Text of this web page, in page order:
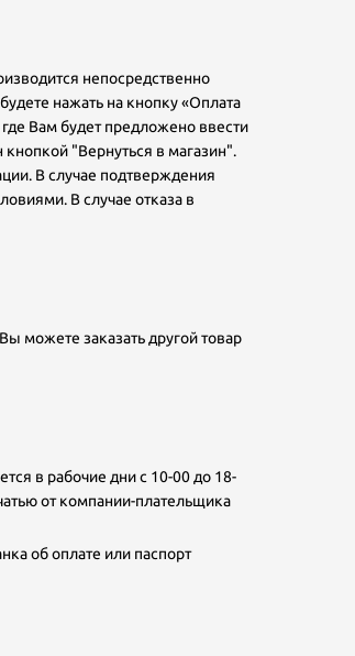
непосредственно
нажать на кнопку «Оплата
Вам будет предложено ввести
"Вернуться в магазин".
В случае подтверждения
В случае отказа в
можете заказать другой товар
в рабочие дни с 10-00 до 18-
от компании-плательщика
об оплате или паспорт